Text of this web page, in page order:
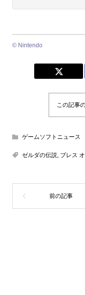
© Nintendo
この記事
ゲームソフトニュース
ゼルダの伝説, ブレス